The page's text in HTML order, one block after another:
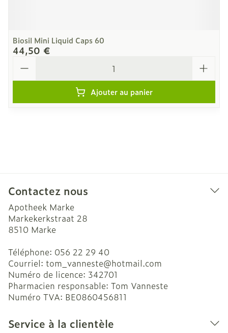
Biosil Mini Liquid Caps 60
44,50 €
Ajouter au panier
Contactez nous
Apotheek Marke
Markekerkstraat 28
8510 Marke
Téléphone: 056 22 29 40
Courriel: tom_vanneste@hotmail.com
Numéro de licence: 342701
Pharmacien responsable: Tom Vanneste
Numéro TVA: BE0860456811
Service à la clientèle